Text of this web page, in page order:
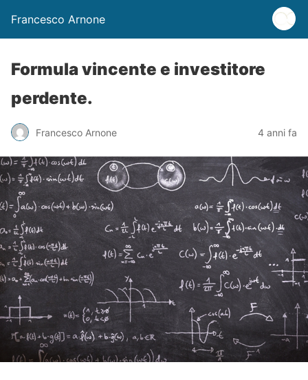
Francesco Arnone
Formula vincente e investitore
perdente.
Francesco Arnone 4 anni fa